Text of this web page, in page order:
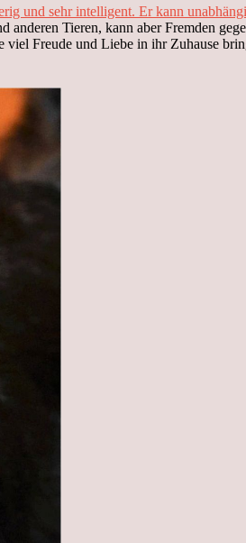
und sehr intelligent. Er kann
Tieren, kann aber Fremden
viel Freude und Liebe in ihr Zuhause